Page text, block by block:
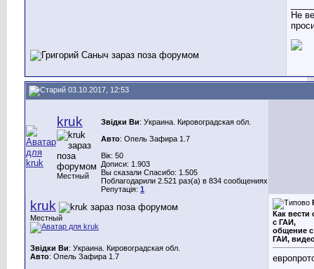
Не
03.10.2017, 12:53
kruk
Местный
Звідки Ви: Украина. Кировоградская обл.
Авто: Опель Зафира 1.7
Вік: 50
Дописи: 1.903
Вы сказали Спасибо: 1.505
Поблагодарили 2.521 раз(а) в 834 сообщениях
Репутація: 1
kruk
Местный
Звідки Ви: Украина. Кировоградская обл.
Авто: Опель Зафира 1.7
Как вести
с ГАИ,
общение с
ГАИ,